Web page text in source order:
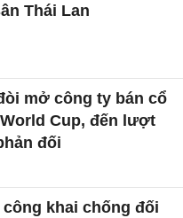
Thái Lan
mở công ty bán cổ
Cup, đến lượt
đối
công khai chống đối